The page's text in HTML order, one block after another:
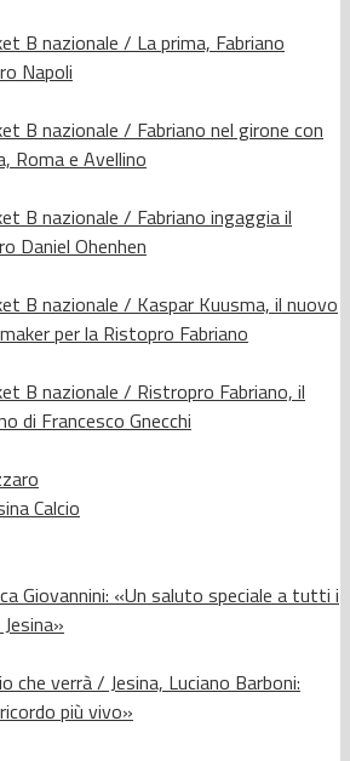
B nazionale / La prima, Fabriano
Napoli
B nazionale / Fabriano nel girone con
Roma e Avellino
B nazionale / Fabriano ingaggia il
Daniel Ohenhen
B nazionale / Kaspar Kuusma, il nuovo
per la Ristopro Fabriano
B nazionale / Ristropro Fabriano, il
di Francesco Gnecchi
Calcio
Giovannini: «Un saluto speciale a tutti i
che verrà / Jesina, Luciano Barboni:
più vivo»